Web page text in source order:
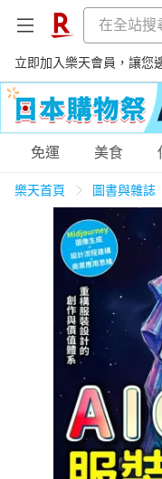
立即加入樂天會員，讓您
購物網分類
天天免運 美食
居家生活 3C
女裝 男
日本購物 電子/
免運 美食
樂天首頁 圖書與雜誌